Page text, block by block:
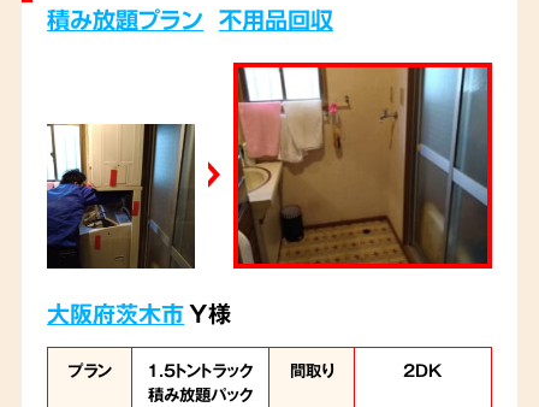
積み放題プラン 不用品回収
大阪府茨木市Y様
プラン
1.5トントラック
積み放題パック
間取り 2DK